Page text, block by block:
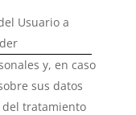
Usuario a
y, en caso
sus datos
del tratamiento